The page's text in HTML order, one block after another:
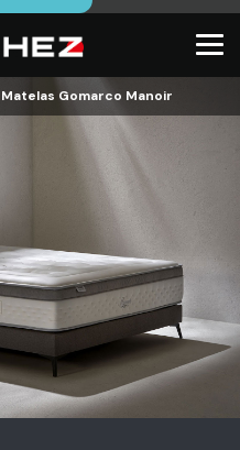
Matelas Gomarco Manoir